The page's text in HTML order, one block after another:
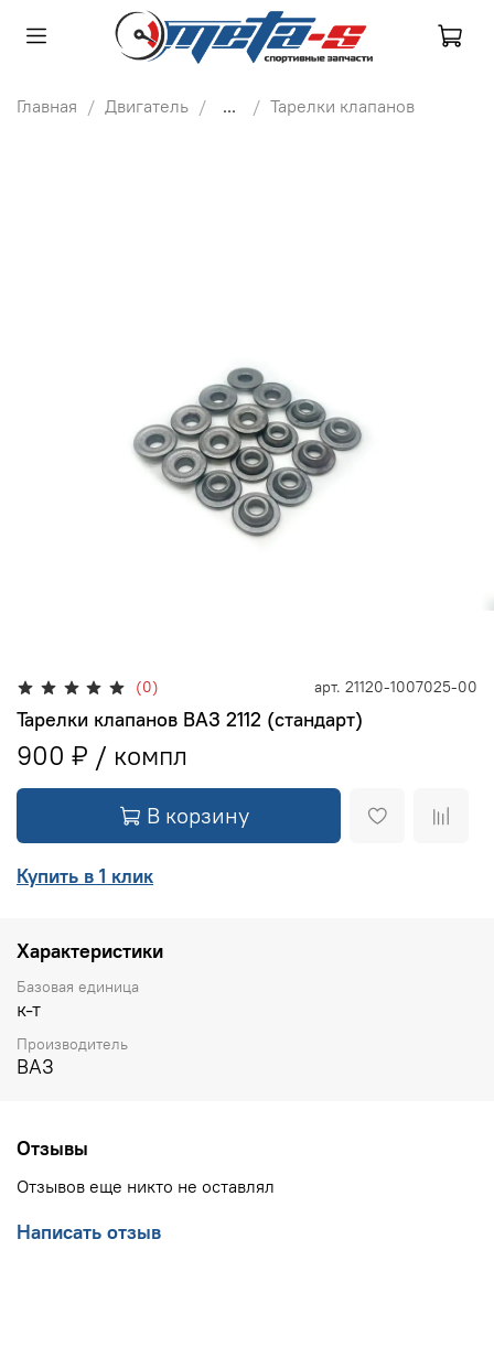
Главная Двигатель ... Тарелки клапанов
(0) арт. 21120-1007025-00
Тарелки клапанов ВАЗ 2112 (стандарт)
900 ₽
В корзину
Купить в 1 клик
Характеристики
Базовая единица
к-т
Производитель
ВАЗ
Отзывы
Отзывов еще никто не оставлял
Написать отзыв